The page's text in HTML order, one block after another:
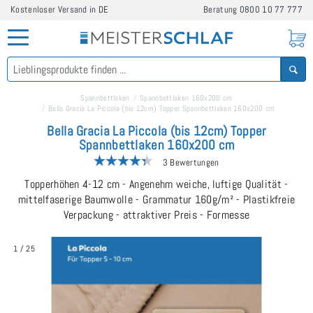
Kostenloser Versand in DE Beratung 0800 10 77 777
Spannbettlaken
Spannbettlaken 160x200 cm
Bella Gracia La Piccola (bis 12cm) Topper Spannbettlaken 160x200 cm
Bella Gracia La Piccola (bis 12cm) Topper
Spannbettlaken 160x200 cm
3 Bewertungen
Topperhöhen 4-12 cm - Angenehm weiche, luftige Qualität -
mittelfaserige Baumwolle - Grammatur 160g/m² - Plastikfreie
Verpackung - attraktiver Preis - Formesse
1 /25